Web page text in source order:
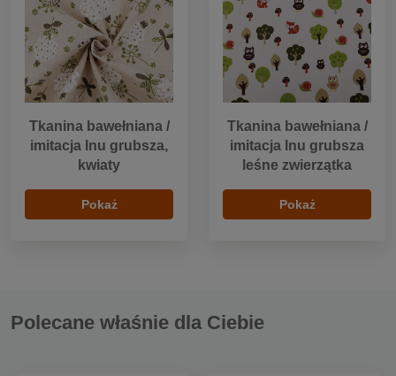
Tkanina bawełniana /
imitacja lnu grubsza,
kwiaty
Pokaż
Tkanina bawełniana /
imitacja lnu grubsza
leśne zwierzątka
Pokaż
Polecane właśnie dla Ciebie